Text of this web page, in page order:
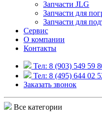
Запчасти JLG
Запчасти для
Запчасти для
Cервис
О компании
Контакты
Тел: 8 (903) 549 59
Тел: 8 (495) 644 02
Заказать звонок
Все категории